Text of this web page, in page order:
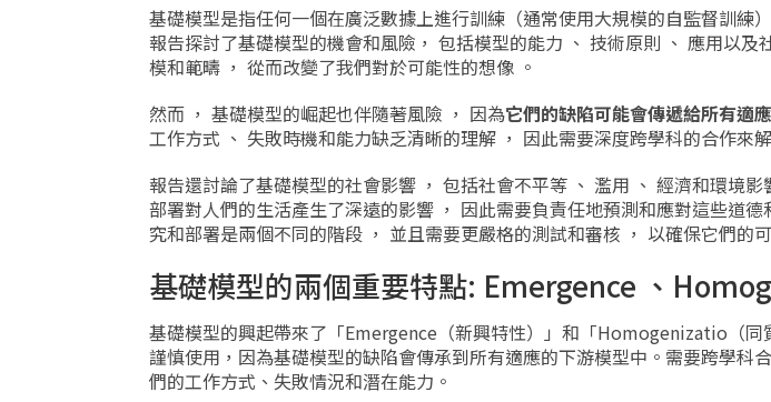
基礎模型是指任何一個在廣泛數據上進行訓練（通常使用大規模的自監督訓練
報告探討了基礎模型的機會和風險， 包括模型的能力 、 技術原則 、 應用以
模和範疇 ， 從而改變了我們對於可能性的想像 。
然而 ， 基礎模型的崛起也伴隨著風險 ， 因為它們的缺陷可能會傳遞給所有適
工作方式 、 失敗時機和能力缺乏清晰的理解 ， 因此需要深度跨學科的合作來
報告還討論了基礎模型的社會影響 ， 包括社會不平等 、 濫用 、 經濟和環境
部署對人們的生活產生了深遠的影響 ， 因此需要負責任地預測和應對這些道
究和部署是兩個不同的階段 ， 並且需要更嚴格的測試和審核 ， 以確保它們的
基礎模型的兩個重要特點: Emergence 、
基礎模型的興起帶來了「Emergence（新興特性）」和「Homogenizatio（同
謹慎使用，因為基礎模型的缺陷會傳承到所有適應的下游模型中。需要跨學科
們的工作方式、失敗情況和潛在能力。